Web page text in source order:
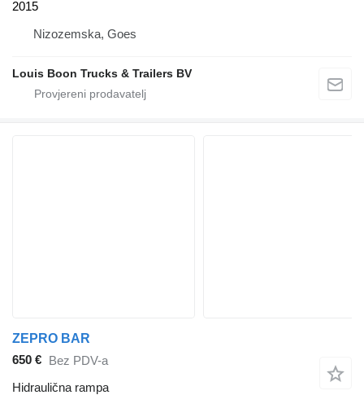
2015
Nizozemska, Goes
Louis Boon Trucks & Trailers BV
ZEPRO BAR
650 € Bez PDV-a
Hidraulična rampa